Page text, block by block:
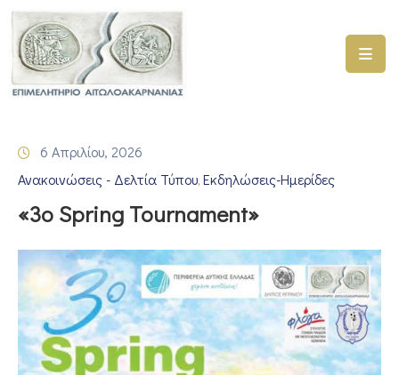
ΑΡΧΙΚΗ
ΓΕΜΗ
–
ΕΠΙΜΕΛΗΤΗΡΙΟΥ
ΣΥΜΜΕΤΟΧΗ
ΣΕ
ΕΤΑΙΡΕΙΕΣ
6 Απριλίου, 2026
Ανακοινώσεις - Δελτία Τύπου‚ Εκδηλώσεις-Ημερίδες
«3ο Spring Tournament»